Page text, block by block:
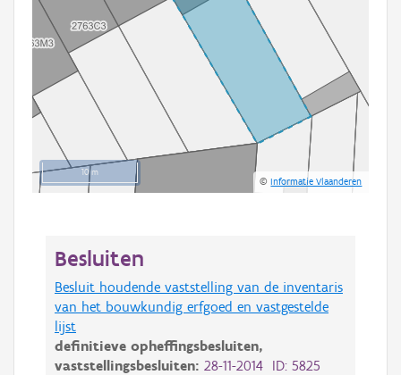
10 m
©Informatie Vlaanderen
Besluiten
Besluit houdende vaststelling van de inventaris
van het bouwkundig erfgoed en vastgestelde
lijst
definitieve opheffingsbesluiten,
vaststellingsbesluiten: 28-11-2014 ID: 5825